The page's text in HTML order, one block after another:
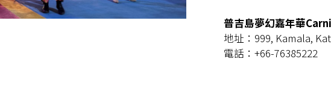
普吉島夢幻嘉年華
地址：999, Kamala,
電話：+66-76385222